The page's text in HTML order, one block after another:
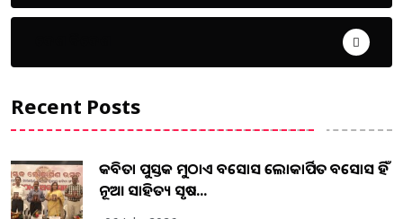
Recent Posts
କବିତା ପୁସ୍ତକ ମୁଠାଏ ଅବସୋସ ଲୋକାର୍ପିତ ଅବସୋସ ହିଁ
ନୂଆ ସାହିତ୍ୟ ସୃଷ...